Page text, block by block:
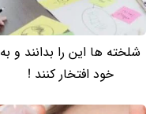
شلخته ها این را بدانند و به
خود افتخار کنند !